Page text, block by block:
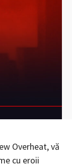
Overheat, vă
cu eroii